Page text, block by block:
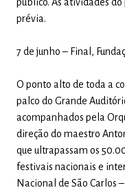
público. As atividades
prévia.
7 de junho – Final,
O ponto alto de toda a
palco do Grande
acompanhados pela
direção do maestro
que ultrapassam os
festivais nacionais e
Nacional de São Carlos